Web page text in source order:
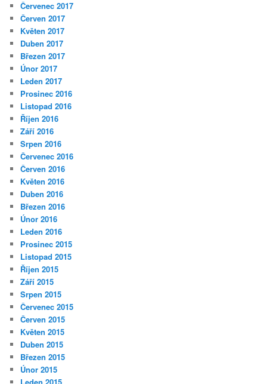
Červenec 2017
Červen 2017
Květen 2017
Duben 2017
Březen 2017
Únor 2017
Leden 2017
Prosinec 2016
Listopad 2016
Říjen 2016
Září 2016
Srpen 2016
Červenec 2016
Červen 2016
Květen 2016
Duben 2016
Březen 2016
Únor 2016
Leden 2016
Prosinec 2015
Listopad 2015
Říjen 2015
Září 2015
Srpen 2015
Červenec 2015
Červen 2015
Květen 2015
Duben 2015
Březen 2015
Únor 2015